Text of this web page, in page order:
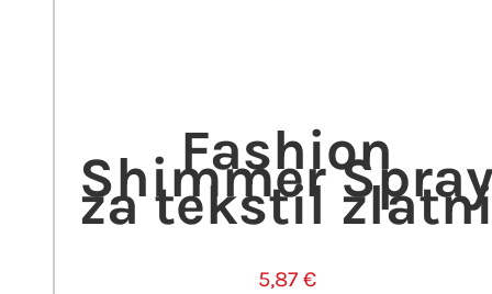
Fashion
Shimmer
za tekstil
5,87 €